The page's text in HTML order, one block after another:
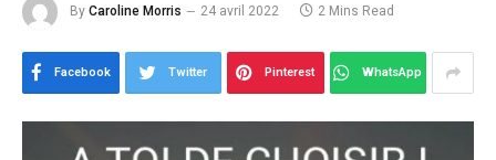
By Caroline Morris 24 avril 2022 2 Mins Read
Facebook Twitter Pinterest WhatsApp